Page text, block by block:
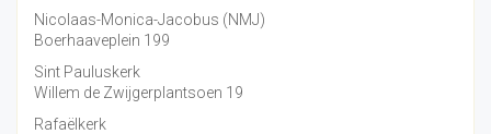
Nicolaas-Monica-Jacobus (NMJ)
Boerhaaveplein 199
Sint Pauluskerk
Willem de Zwijgerplantsoen 19
Rafaëlkerk